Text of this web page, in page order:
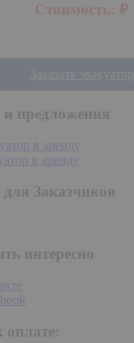
Стоимость: ₽
Заказать эвакуатор
предложения
в аренду
в аренду
Заказчиков
интересно